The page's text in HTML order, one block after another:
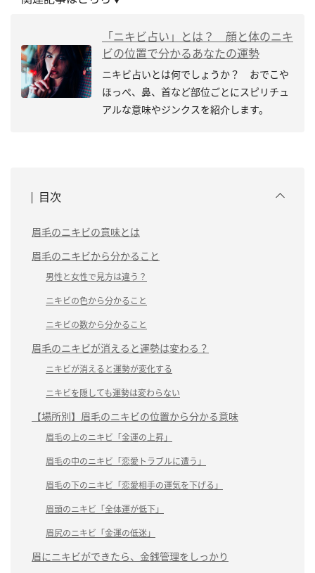
「ニキビ占い」とは？ 顔と体のニキ
ビの位置で分かるあなたの運勢
ニキビ占いとは何でしょうか？ おでこや
ほっぺ、鼻、首など部位ごとにスピリチュ
アルな意味やジンクスを紹介します。
目次
眉毛のニキビの意味とは
眉毛のニキビから分かること
男性と女性で見方は違う？
ニキビの色から分かること
ニキビの数から分かること
眉毛のニキビが消えると運勢は変わる？
ニキビが消えると運勢が変化する
ニキビを隠しても運勢は変わらない
【場所別】眉毛のニキビの位置から分かる意味
眉毛の上のニキビ「金運の上昇」
眉毛の中のニキビ「恋愛トラブルに遭う」
眉毛の下のニキビ「恋愛相手の運気を下げる」
眉頭のニキビ「全体運が低下」
眉尻のニキビ「金運の低迷」
眉にニキビができたら、金銭管理をしっかり